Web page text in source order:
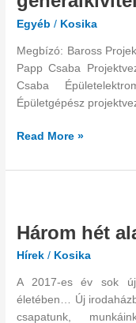
Egyéb / Kosika
Megbízó: Baross
Papp Csaba
Csaba
Épületgépész
a
Baross
Read More »
Három hét
Hírek / Kosika
A 2017-es év sok
életében… Új
csapatunk,
alatt
munka!